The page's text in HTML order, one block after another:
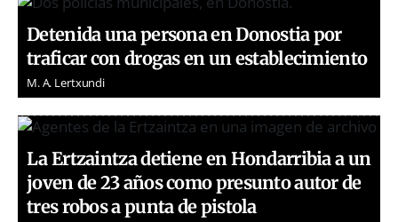
Detenida una persona en Donostia por
traficar con drogas en un establecimiento
M. A. Lertxundi
La Ertzaintza detiene en Hondarribia a un
joven de 23 años como presunto autor de
tres robos a punta de pistola